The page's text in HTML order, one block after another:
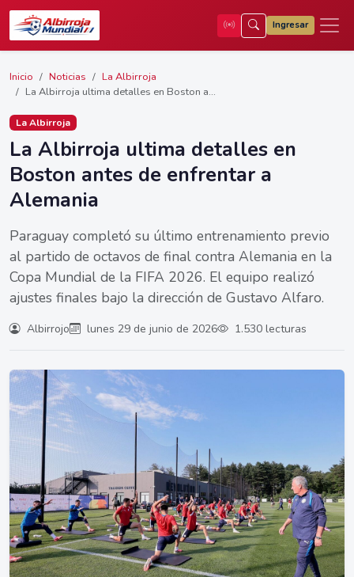
Ingresar
Inicio Noticias
La Albirroja
La Albirroja ultima detalles en Boston a...
La Albirroja
La Albirroja ultima detalles en
Boston antes de enfrentar a
Alemania
Paraguay completó su último entrenamiento previo
al partido de octavos de final contra Alemania en la
Copa Mundial de la FIFA 2026. El equipo realizó
ajustes finales bajo la dirección de Gustavo Alfaro.
Albirrojo lunes 29 de junio de 2026 1.530 lecturas